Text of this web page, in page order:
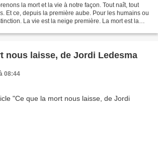
la mort et la vie à notre façon. Tout naît, tout
Et ce, depuis la première aube. Pour les humains ou
La vie est la neige première. La mort est la
nous laisse, de Jordi Ledesma
08:44